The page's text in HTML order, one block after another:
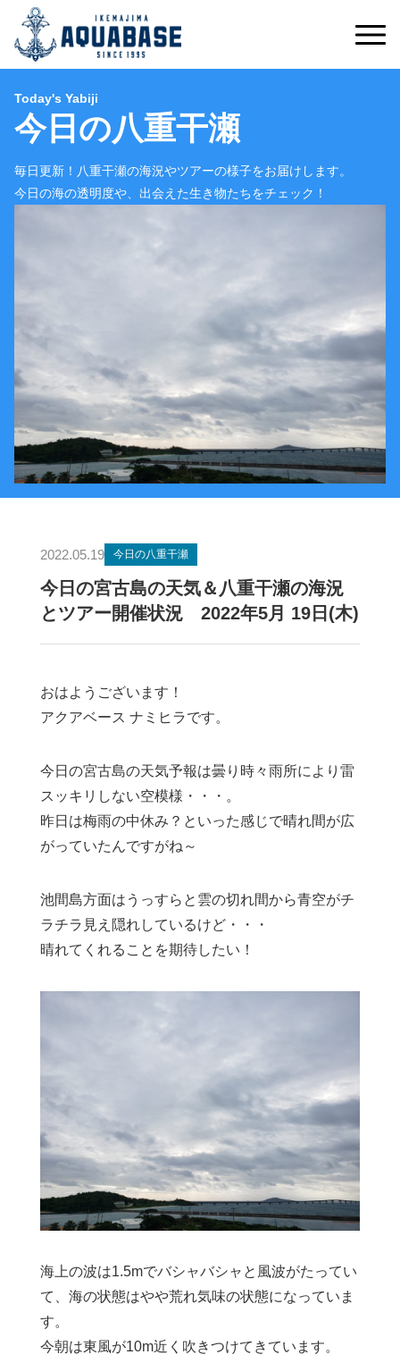
Today's Yabiji
今日の八重干瀬
毎日更新！八重干瀬の海況やツアーの様子をお届けします。
今日の海の透明度や、出会えた生き物たちをチェック！
2022.05.19 今日の八重干瀬
今日の宮古島の天気＆八重干瀬の海況
とツアー開催状況 2022年5月 19日(木)
おはようございます！
アクアベース ナミヒラです。
今日の宮古島の天気予報は曇り時々雨所により雷
スッキリしない空模様・・・。
昨日は梅雨の中休み？といった感じで晴れ間が広
がっていたんですがね～
池間島方面はうっすらと雲の切れ間から青空がチ
ラチラ見え隠れしているけど・・・
晴れてくれることを期待したい！
海上の波は1.5mでバシャバシャと風波がたってい
て、海の状態はやや荒れ気味の状態になっていま
す。
今朝は東風が10m近く吹きつけてきています。